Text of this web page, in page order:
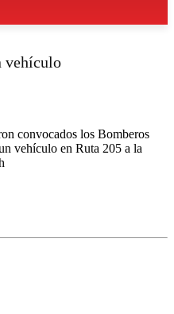
vehículo
convocados los Bomberos
vehículo en Ruta 205 a la